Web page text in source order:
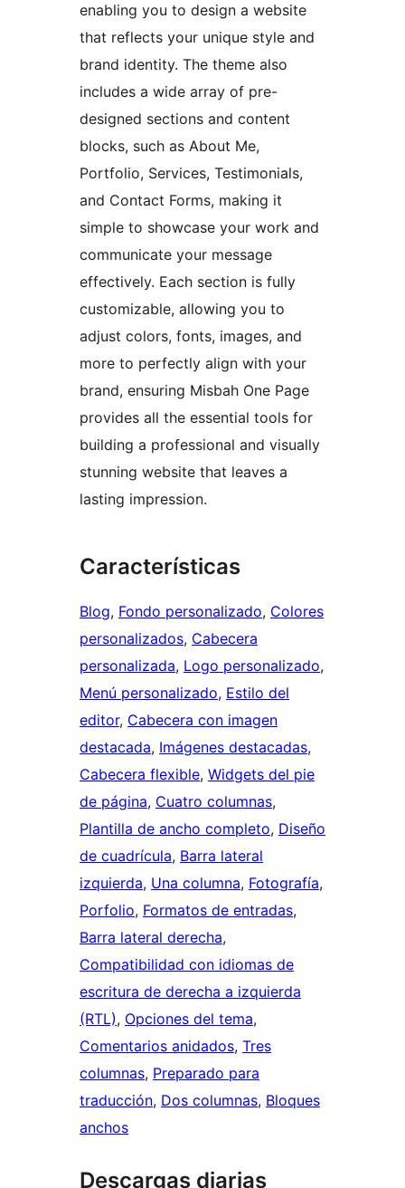
enabling you to design a website
that reflects your unique style and
brand identity. The theme also
includes a wide array of pre-
designed sections and content
blocks, such as About Me,
Portfolio, Services, Testimonials,
and Contact Forms, making it
simple to showcase your work and
communicate your message
effectively. Each section is fully
customizable, allowing you to
adjust colors, fonts, images, and
more to perfectly align with your
brand, ensuring Misbah One Page
provides all the essential tools for
building a professional and visually
stunning website that leaves a
lasting impression.
Características
Blog, Fondo personalizado, Colores
personalizados, Cabecera
personalizada, Logo personalizado
Menú personalizado, Estilo del
editor, Cabecera con imagen
destacada, Imágenes destacadas
Cabecera flexible, Widgets del pie
de página, Cuatro columnas
Plantilla de ancho completo, Diseño
de cuadrícula, Barra lateral
izquierda, Una columna, Fotografía
Porfolio, Formatos de entradas
Barra lateral derecha
Compatibilidad con idiomas de
escritura de derecha a izquierda
(RTL), Opciones del tema
Comentarios anidados, Tres
columnas, Preparado para
traducción, Dos columnas, Bloques
anchos
Descargas diarias